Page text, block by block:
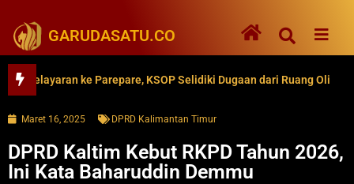
GARUDASATU.CO
ke Parepare, KSOP Selidiki Dugaan dari Ruang Oli
Maret 16, 2025 DPRD Kalimantan Timur
DPRD Kaltim Kebut RKPD Tahun 2026,
Ini Kata Baharuddin Demmu